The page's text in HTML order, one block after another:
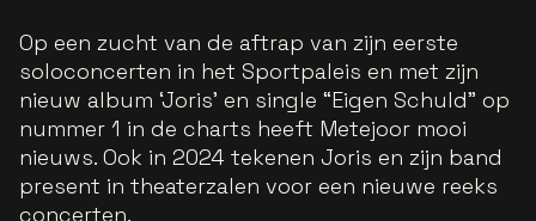
Op een zucht van de aftrap van zijn eerste
soloconcerten in het Sportpaleis en met zijn
nieuw album ‘Joris’ en single “Eigen Schuld” op
nummer 1 in de charts heeft Metejoor mooi
nieuws. Ook in 2024 tekenen Joris en zijn band
present in theaterzalen voor een nieuwe reeks
concerten.